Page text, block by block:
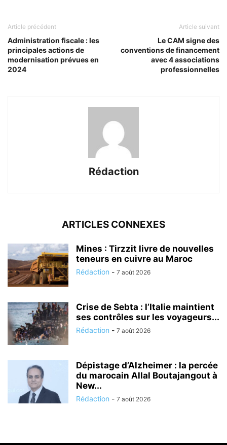
Article précédent
Administration fiscale : les
principales actions de
modernisation prévues en
2024
Article suivant
Le CAM signe des
conventions de financement
avec 4 associations
professionnelles
Rédaction
ARTICLES CONNEXES
Mines : Tirzzit livre de nouvelles
teneurs en cuivre au Maroc
Rédaction - 7 août 2026
Crise de Sebta : l’Italie maintient
ses contrôles sur les voyageurs...
Rédaction - 7 août 2026
Dépistage d’Alzheimer : la percée
du marocain Allal Boutajangout à
New...
Rédaction - 7 août 2026